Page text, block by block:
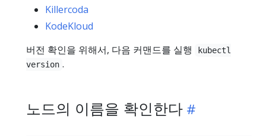
Killercoda
KodeKloud
버전 확인을 위해서, 다음 커맨드를 실행
kubectl
version .
노드의 이름을 확인한다